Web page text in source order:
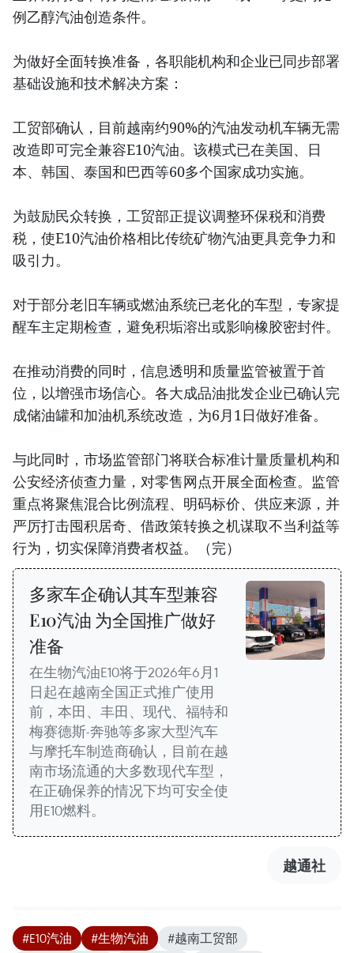
例乙醇汽油创造条件。
为做好全面转换准备，各职能机构和企业已同步部署
基础设施和技术解决方案：
工贸部确认，目前越南约90%的汽油发动机车辆无需
改造即可完全兼容E10汽油。该模式已在美国、日
本、韩国、泰国和巴西等60多个国家成功实施。
为鼓励民众转换，工贸部正提议调整环保税和消费
税，使E10汽油价格相比传统矿物汽油更具竞争力和
吸引力。
对于部分老旧车辆或燃油系统已老化的车型，专家提
醒车主定期检查，避免积垢溶出或影响橡胶密封件。
在推动消费的同时，信息透明和质量监管被置于首
位，以增强市场信心。各大成品油批发企业已确认完
成储油罐和加油机系统改造，为6月1日做好准备。
与此同时，市场监管部门将联合标准计量质量机构和
公安经济侦查力量，对零售网点开展全面检查。监管
重点将聚焦混合比例流程、明码标价、供应来源，并
严厉打击囤积居奇、借政策转换之机谋取不当利益等
行为，切实保障消费者权益。（完）
多家车企确认其车型兼容
E10汽油 为全国推广做好
准备
在生物汽油E10将于2026年6月1
日起在越南全国正式推广使用
前，本田、丰田、现代、福特和
梅赛德斯-奔驰等多家大型汽车
与摩托车制造商确认，目前在越
南市场流通的大多数现代车型，
在正确保养的情况下均可安全使
用E10燃料。
越通社
#E10汽油 #生物汽油
#越南工贸部